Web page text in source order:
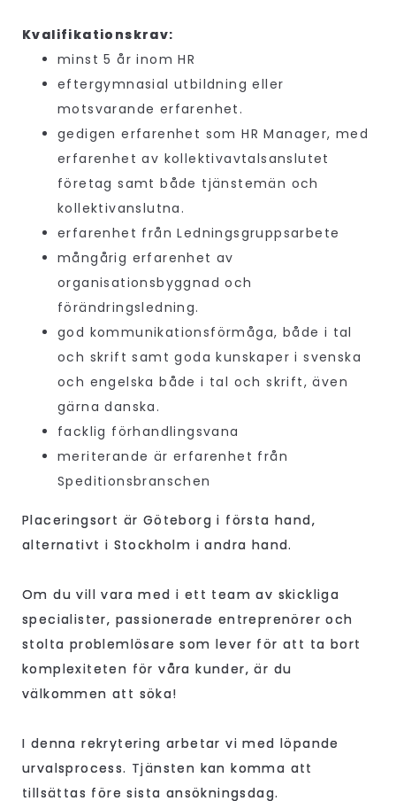
Kvalifikationskrav:
minst 5 år inom HR
eftergymnasial utbildning eller
motsvarande erfarenhet.
gedigen erfarenhet som HR Manager, med
erfarenhet av kollektivavtalsanslutet
företag samt både tjänstemän och
kollektivanslutna.
erfarenhet från Ledningsgruppsarbete
mångårig erfarenhet av
organisationsbyggnad och
förändringsledning.
god kommunikationsförmåga, både i tal
och skrift samt goda kunskaper i svenska
och engelska både i tal och skrift, även
gärna danska.
facklig förhandlingsvana
meriterande är erfarenhet från
Speditionsbranschen
Placeringsort är Göteborg i första hand,
alternativt i Stockholm i andra hand.
Om du vill vara med i ett team av skickliga
specialister, passionerade entreprenörer och
stolta problemlösare som lever för att ta bort
komplexiteten för våra kunder, är du
välkommen att söka!
I denna rekrytering arbetar vi med löpande
urvalsprocess. Tjänsten kan komma att
tillsättas före sista ansökningsdag.